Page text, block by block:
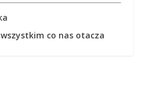
co nas otacza